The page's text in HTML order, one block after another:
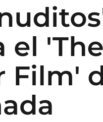
el
Film'